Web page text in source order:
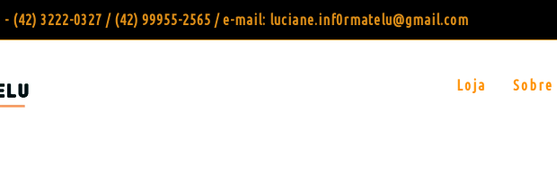
(42) 3222-0327 / (42) 99955-2565 / e-mail: luciane.inf0rmatelu@gmail.com
Loja Sobre